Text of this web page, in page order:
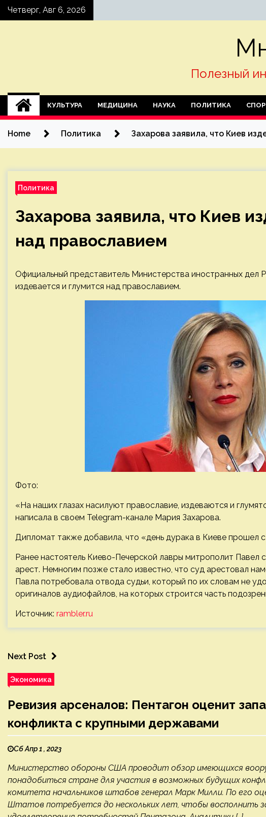
SkipЧетверг, Авг 6, 2026
Полезный
КУЛЬТУРА МЕДИЦИНА НАУКА ПОЛИТИКА
Home Политика Захарова заявила, что Киев
Политика
Захарова заявила, что Киев
над православием
Официальный представитель Министерства иностранных дел
издевается и глумится над православием.
Фото:
«На наших глазах насилуют православие, издеваются и
написала в своем Telegram-канале Мария Захарова.
Дипломат также добавила, что «день дурака в Киеве прошел
Ранее настоятель Киево-Печерской лавры митрополит
арест. Немногим позже стало известно, что суд арестовал
Павла потребовала отвода судьи, который по их словам не
оригиналов аудиофайлов, на которых строится часть
Источник: rambler.ru
Next Post
Экономика
Ревизия арсеналов: Пентагон оценит
конфликта с крупными державами
Сб Апр 1 , 2023
Министерство обороны США проводит обзор имеющихся
понадобиться стране для участия в возможных будущих
комитета начальников штабов генерал Марк Милли. По его
Штатов потребуется до нескольких лет, чтобы восполнить